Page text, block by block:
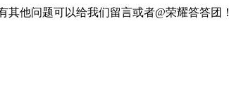
其他问题可以给我们留言或者@荣耀答答团！